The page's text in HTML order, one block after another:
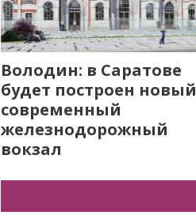
Володин: в Саратове
будет построен новый
современный
железнодорожный
вокзал